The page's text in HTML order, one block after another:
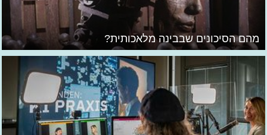
מהם הסיכונים שבבינה מלאכותית?